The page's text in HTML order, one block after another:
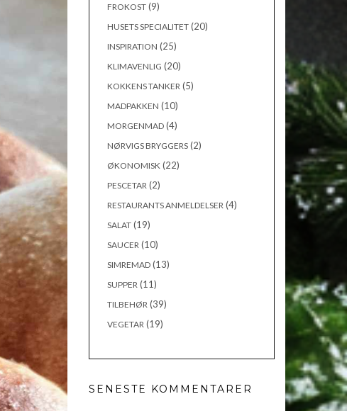
FROKOST(9)
HUSETS SPECIALITET(20)
INSPIRATION (25)
KLIMAVENLIG (20)
KOKKENS TANKER (5)
MADPAKKEN (10)
MORGENMAD(4)
NØRVIGS BRYGGERS(2)
ØKONOMISK (22)
PESCETAR (2)
RESTAURANTS ANMELDELSER (4)
SALAT(19)
SAUCER (10)
SIMREMAD(13)
SUPPER (11)
TILBEHØR (39)
VEGETAR (19)
SENESTE KOMMENTARER